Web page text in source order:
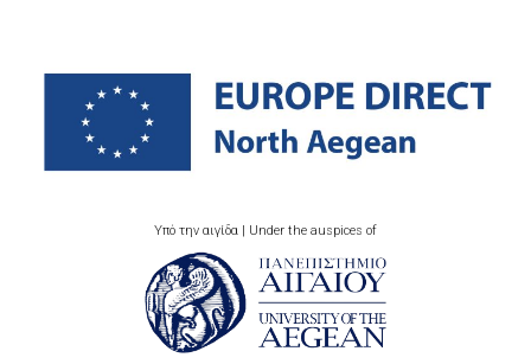
Υπό την αιγίδα | Under the auspices of